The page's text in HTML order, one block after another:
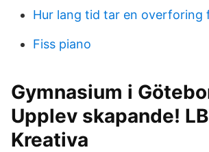
Hur lang tid tar en overforing
Fiss piano
Gymnasium i
Upplev skapande!
Kreativa